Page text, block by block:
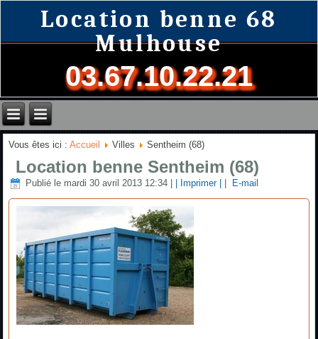
Location benne 68
Mulhouse
03.67.10.22.21
Vous êtes ici :Accueil Villes Sentheim (68)
Location benne Sentheim (68)
Publié le mardi 30 avril 2013 12:34 | Imprimer | E-mail